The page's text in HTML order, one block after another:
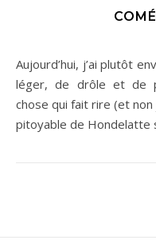
Aujourd’hui, j’ai plutôt envie de parler de quelque chose de
léger, de drôle et de
chose qui fait rire (et
pitoyable de Hondelatte